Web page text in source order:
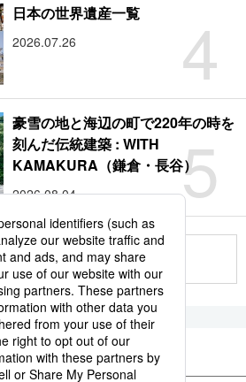
4
日本の世界遺産一覧
2026.07.26
5
豪雪の地と海辺の町で220年の時を
刻んだ伝統建築 : WITH
KAMAKURA（鎌倉・長谷）
2026.08.04
もっと見る
ド